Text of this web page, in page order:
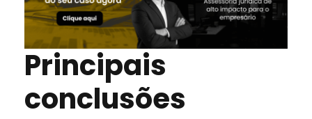
Principais
conclusões